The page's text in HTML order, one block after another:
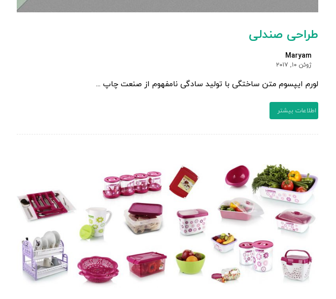
طراحی صندلی
Maryam
ژوئن ۱۰, ۲۰۱۷
لورم ایپسوم متن ساختگی با تولید سادگی نامفهوم از صنعت چاپ ...
اطلاعات بیشتر